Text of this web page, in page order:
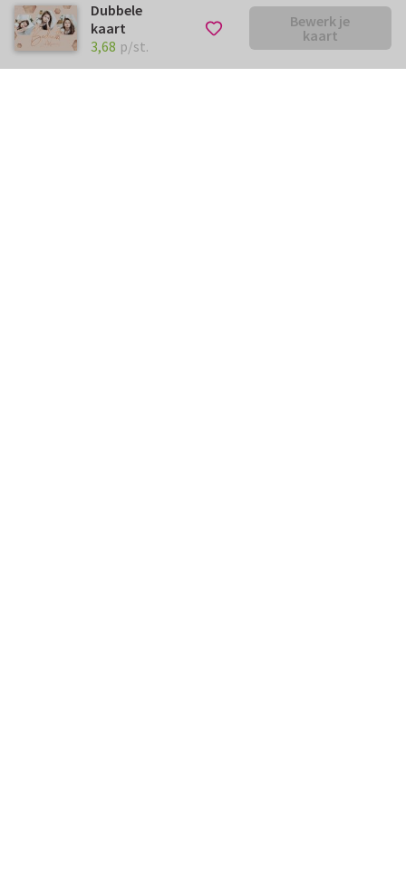
Dubbele
kaart
€ 3,68p/st.
3,68 p/st.
Bewerk je
kaart